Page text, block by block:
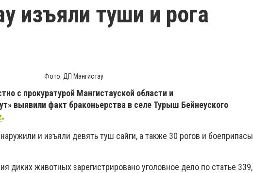
изъяли туши и рога
Фото: ДП Мангистау
с прокуратурой Мангистауской области и
выявили факт браконьерства в селе Турыш Бейнеуского
.
и изъяли девять туш сайги, а также 30 рогов и боеприпасы
диких животных зарегистрировано уголовное дело по статье 339,